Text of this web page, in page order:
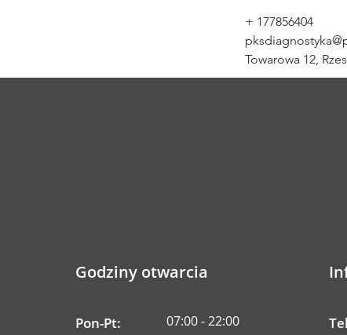
+ 177856404
Towarowa 12,
Godziny otwarcia
Pon-Pt: 07:00 - 22:00